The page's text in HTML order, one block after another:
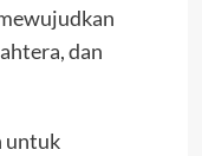
dan
untuk